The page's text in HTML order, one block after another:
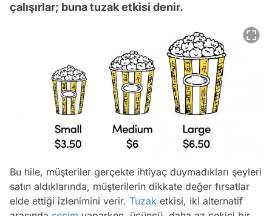
çalışırlar; buna tuzak etkisi denir.
Bu hile, müşteriler gerçekte ihtiyaç duymadıkları şeyleri
satın aldıklarında, müşterilerin dikkate değer fırsatlar
elde ettiği izlenimini verir. Tuzak etkisi, iki alternatif